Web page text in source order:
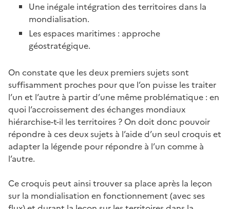
Une inégale intégration des territoires dans la
mondialisation.
Les espaces maritimes : approche
géostratégique.
On constate que les deux premiers sujets sont
suffisamment proches pour que l’on puisse les traiter
l’un et l’autre à partir d’une même problématique : en
quoi l’accroissement des échanges mondiaux
hiérarchise-t-il les territoires ? On doit donc pouvoir
répondre à ces deux sujets à l’aide d’un seul croquis et
adapter la légende pour répondre à l’un comme à
l’autre.
Ce croquis peut ainsi trouver sa place après la leçon
sur la mondialisation en fonctionnement (avec ses